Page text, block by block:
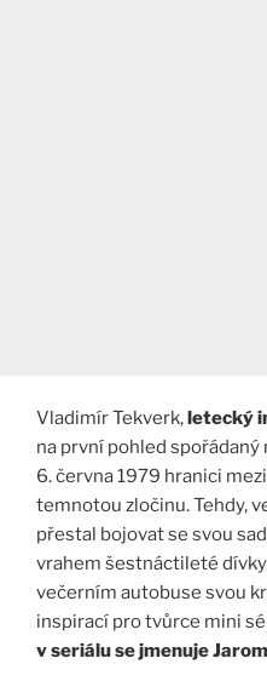
Vladimír Tekverk,letecký
na první pohled spořádaný
6. června 1979 hranici
temnotou zločinu. Tehdy,
přestal bojovat se svou
vrahem šestnáctileté
večerním autobuse svou
inspirací pro tvůrce mini
v seriálu se jmenuje